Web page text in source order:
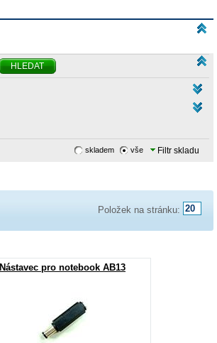
HLEDAT
Filtr skladu
skladem vše
Položek na stránku:
Nástavec pro notebook AB13